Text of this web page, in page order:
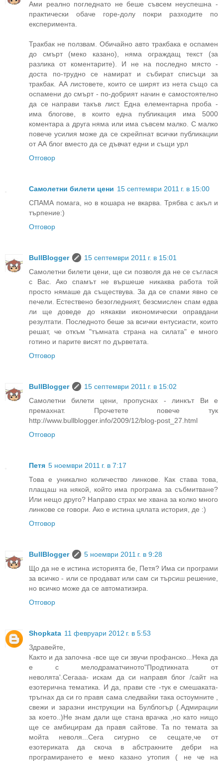
Ами реално погледнато не беше съвсем неуспешна -
практически обаче горе-долу покри разходите по
експеримента.
Тракбак не ползвам. Обичайно авто тракбака е оспамен
до смърт (меко казано), няма ограждащ текст (за
разлика от коментарите). И не на последно място -
доста по-трудно се намират и събират списъци за
тракбак. АА листовете, които се ширят из нета също са
оспамени до смърт - по-добрият начин е самостоятелно
да се направи такъв лист. Една елементарна проба -
има блогове, в които една публикация има 5000
коментара а друга няма или има съвсем малко. С малко
повече усилия може да се скрейпнат всички публикации
от АА блог вместо да се дъвчат едни и същи урл
Отговор
Самолетни билети цени 15 септември 2011 г. в 15:00
СПАМА помага, но в кошара не вкарва. Трябва с акъл и
търпение:)
Отговор
BullBlogger
15 септември 2011 г. в 15:01
Самолетни билети цени, ще си позволя да не се съглася
с Вас. Ако спамът не вършеше никаква работа той
просто нямаше да съществува. За да се спами явно се
печели. Естествено безогледният, безсмислен спам едва
ли ще доведе до някакви икономически оправдани
резултати. Последното беше за всички ентусиасти, които
решат, че откъм "тъмната страна на силата" е много
готино и парите висят по дърветата.
Отговор
BullBlogger
15 септември 2011 г. в 15:02
Самолетни билети цени, пропуснах - линкът Ви е
премахнат. Прочетете повече тук
http://www.bullblogger.info/2009/12/blog-post_27.html
Отговор
Петя 5 ноември 2011 г. в 7:17
Това е уникално количество линкове. Как става това,
плащаш на някой, който има програма за събмитване?
Или нещо друго? Направо страх ме хвана за колко много
линкове се говори. Ако е истина цялата история, де :)
Отговор
BullBlogger
5 ноември 2011 г. в 9:28
Що да не е истина историята бе, Петя? Има си програми
за всичко - или се продават или сам си търсиш решение,
но всичко може да се автоматизира.
Отговор
Shopkata 11 февруари 2012 г. в 5:53
Здравейте,
Както и да започна -все ще си звучи профанско...Нека да
е с мелодраматчиното"Продтикната от
неволята'.Сегааа- искам да си направя блог /сайт на
езотерична тематика. И да, прави сте -тук е смешаката-
тръгнах да си го правя сама следвайки така остоумните ,
свежи и заразни инструкции на Булблогър (.Адмирации
за което..)Не знам дали ще стана врачка ,но като нищо
ще се амбицирам да правя сайтове. Та по темата за
мойта неволя...Сега сигурно се сещате,че от
езотериката да скоча в абстракните дебри на
програмирането е меко казано утопия ( не че на